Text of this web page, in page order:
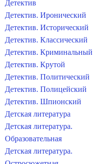
Детектив
Детектив. Иронический
Детектив. Исторический
Детектив. Классический
Детектив. Криминальный
Детектив. Крутой
Детектив. Политический
Детектив. Полицейский
Детектив. Шпионский
Детская литература
Детская литература.
Образовательная
Детская литература.